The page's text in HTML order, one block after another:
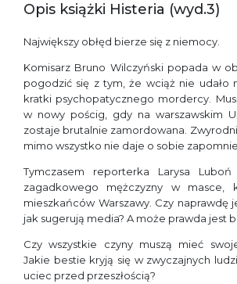
Opis książki Histeria (wyd.3)
Największy obłęd bierze się z niemocy.
Komisarz Bruno Wilczyński popada w
pogodzić się z tym, że wciąż nie udało
kratki psychopatycznego mordercy.
w nowy pościg, gdy na warszawskim
zostaje brutalnie zamordowana.
mimo wszystko nie daje o sobie
Tymczasem reporterka Larysa
zagadkowego mężczyzny w masce,
mieszkańców Warszawy. Czy naprawdę
jak sugerują media? A może prawda jest
Czy wszystkie czyny muszą mieć
Jakie bestie kryją się w zwyczajnych
uciec przed przeszłością?